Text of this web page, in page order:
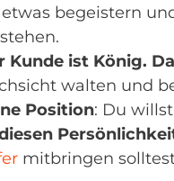
begeistern
Kunde ist König.
walten und
Position: Du
mitbringen